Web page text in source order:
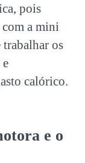
pois
a mini
trabalhar os
calórico.
e o